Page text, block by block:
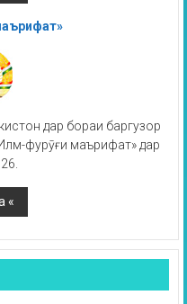
дар бораи баргузор
фурӯғи маърифат» дар